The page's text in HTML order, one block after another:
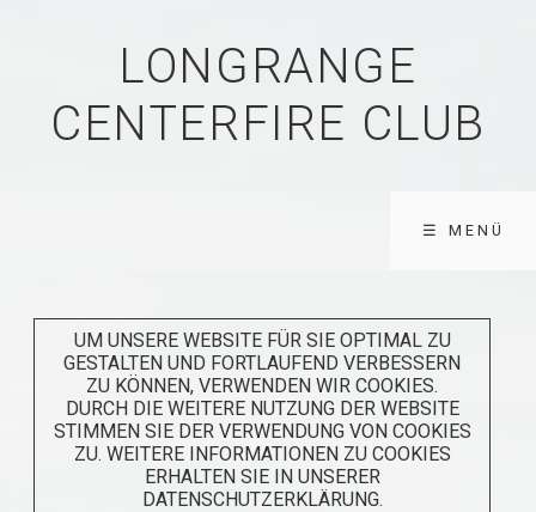
LONGRANGE
CENTERFIRE CLUB
☰ MENÜ
UM UNSERE WEBSITE FÜR SIE OPTIMAL ZU
GESTALTEN UND FORTLAUFEND VERBESSERN
ZU KÖNNEN, VERWENDEN WIR COOKIES.
DURCH DIE WEITERE NUTZUNG DER WEBSITE
STIMMEN SIE DER VERWENDUNG VON COOKIES
ZU. WEITERE INFORMATIONEN ZU COOKIES
ERHALTEN SIE IN UNSERER
DATENSCHUTZERKLÄRUNG.